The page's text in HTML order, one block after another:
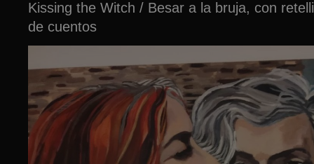
Kissing the Witch / Besar a la bruja, con
de cuentos